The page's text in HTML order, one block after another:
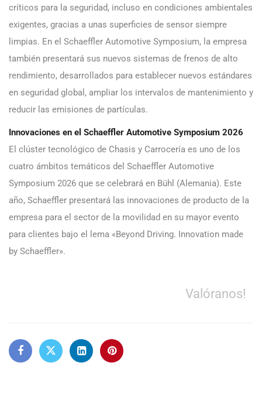
críticos para la seguridad, incluso en condiciones ambientales
exigentes, gracias a unas superficies de sensor siempre
limpias. En el Schaeffler Automotive Symposium, la empresa
también presentará sus nuevos sistemas de frenos de alto
rendimiento, desarrollados para establecer nuevos estándares
en seguridad global, ampliar los intervalos de mantenimiento y
reducir las emisiones de partículas.
Innovaciones en el Schaeffler Automotive Symposium 2026
El clúster tecnológico de Chasis y Carrocería es uno de los
cuatro ámbitos temáticos del Schaeffler Automotive
Symposium 2026 que se celebrará en Bühl (Alemania). Este
año, Schaeffler presentará las innovaciones de producto de la
empresa para el sector de la movilidad en su mayor evento
para clientes bajo el lema «Beyond Driving. Innovation made
by Schaeffler».
Valóranos!